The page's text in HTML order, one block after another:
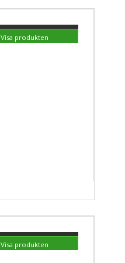
Visa produkten
Visa produkten